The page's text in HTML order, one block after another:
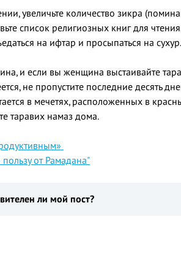
увеличьте количество зикра
список религиозных книг для
на ифтар и просыпаться на сухур.
и если вы женщина выстаивайте
не пропустите последние десять
в мечетях, расположенных в
таравих намаз дома.
от Рамадана"
ли мой пост?